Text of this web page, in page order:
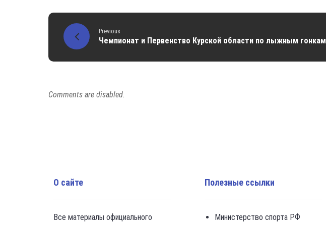
Previous
Чемпионат и Первенство Курской области по лыжным гонкам
Comments are disabled.
О сайте
Все материалы официального
Полезные ссылки
Министерство спорта РФ